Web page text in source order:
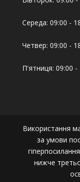
Середа: 09:00 -
Четвер: 09:00 -
П'ятниця: 09:00 -
Використання
за умови
нижче